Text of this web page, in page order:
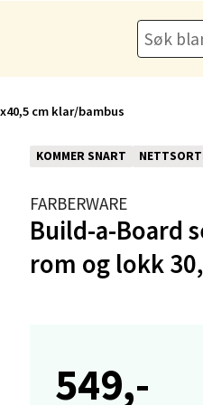
cm klar/bambus
KOMMER SNART
FARBERWARE
Build-a-Board
rom og lokk
549,-
Velg
Velg
Velg